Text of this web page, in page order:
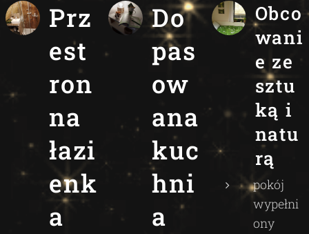
Prz
est
ron
na
łazi
enk
a
Do
pas
ow
ana
kuc
hni
a
Obco
wani
e ze
sztu
ką i
natu
rą
pokój
wypełni
ony